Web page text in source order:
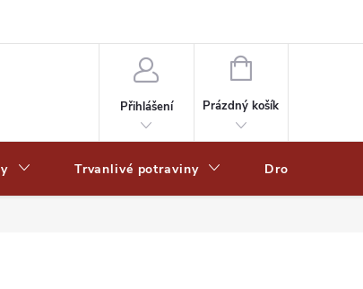
Přihlášení
NÁKUPNÍ
Prázdný košík
Trvanlivé potraviny Drogerie